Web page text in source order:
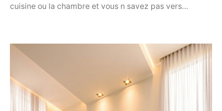
cuisine ou la chambre et vous n savez pas vers…